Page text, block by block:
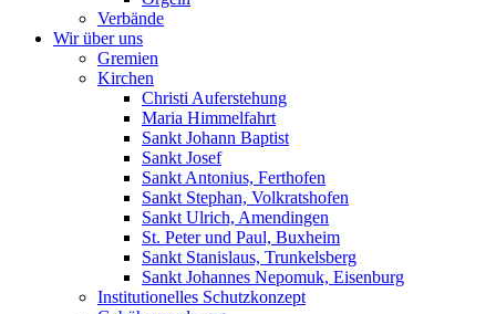
Verbände
Wir über uns
Gremien
Kirchen
Christi Auferstehung
Maria Himmelfahrt
Sankt Johann Baptist
Sankt Josef
Sankt Antonius, Ferthofen
Sankt Stephan, Volkratshofen
Sankt Ulrich, Amendingen
St. Peter und Paul, Buxheim
Sankt Stanislaus, Trunkelsberg
Sankt Johannes Nepomuk, Eisenburg
Institutionelles Schutzkonzept